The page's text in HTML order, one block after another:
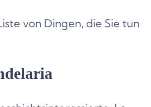
von Dingen, die Sie tun